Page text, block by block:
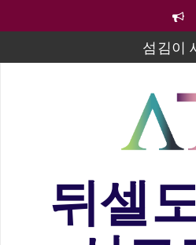
섬김이
김태희 자
2023년 어린이 주
라합3 나
은퇴사-우
20260322 주안에 가만히
뒤셀